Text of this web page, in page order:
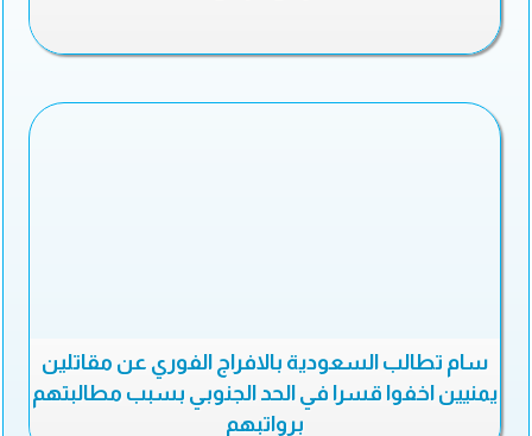
سام تطالب السعودية بالافراج الفوري عن مقاتلين
يمنيين اخفوا قسرا في الحد الجنوبي بسبب مطالبتهم
برواتبهم